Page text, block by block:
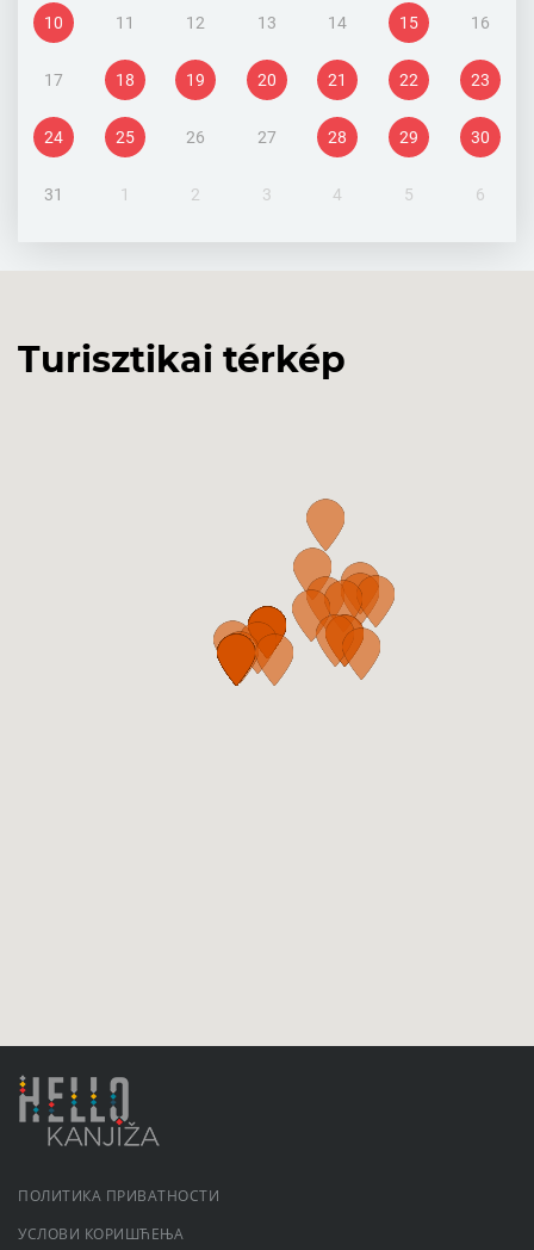
10 11 12 13 14 15 16
17 18 19 20 21 22 23
24 25 26 27 28 29 30
31 1 2 3 4 5 6
Turisztikai térkép
ПОЛИТИКА ПРИВАТНОСТИ
УСЛОВИ КОРИШЋЕЊА